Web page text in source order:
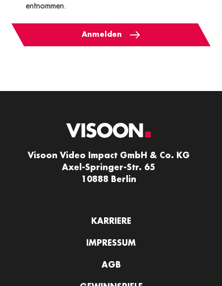
entnommen.
Anmelden
Visoon Video Impact GmbH & Co. KG
Axel-Springer-Str. 65
10888 Berlin
KARRIERE
IMPRESSUM
AGB